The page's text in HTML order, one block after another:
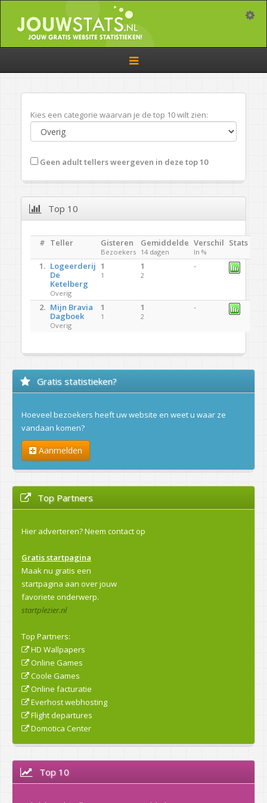
Toggle
navigation
Kies een categorie waarvan je de top 10 wilt zien:
Geen adult tellers weergeven in deze top 10
Top 10
# Teller Gisteren
Bezoekers
Gemiddelde
14 dagen
Verschil
In %
Stats
1. Logeerderij
De
Ketelberg
Overig
1
1
1
2
-
2. Mijn Bravia
Dagboek
Overig
1
1
1
2
-
Gratis statistieken?
Hoeveel bezoekers heeft uw website en weet u waar ze
vandaan komen?
Aanmelden
Top Partners
Hier adverteren?Neem contact op
Gratis startpagina
Maak nu gratis een
startpagina aan over jouw
favoriete onderwerp.
startplezier.nl
Top Partners:
HD Wallpapers
Online Games
Coole Games
Online facturatie
Everhost webhosting
Flight departures
Domotica Center
Top 10